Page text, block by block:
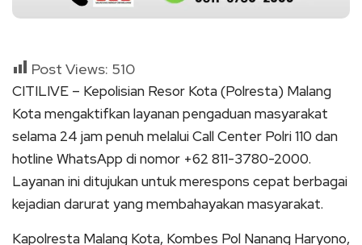
Post Views: 510
CITILIVE – Kepolisian Resor Kota (Polresta) Malang
Kota mengaktifkan layanan pengaduan masyarakat
selama 24 jam penuh melalui Call Center Polri 110 dan
hotline WhatsApp di nomor +62 811-3780-2000.
Layanan ini ditujukan untuk merespons cepat berbagai
kejadian darurat yang membahayakan masyarakat.
Kapolresta Malang Kota, Kombes Pol Nanang Haryono,